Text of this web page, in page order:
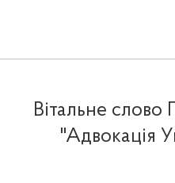
Вітальне
"Адвокація